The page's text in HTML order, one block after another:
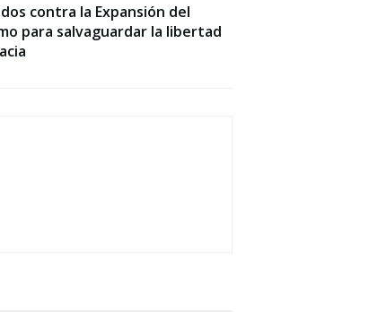
contra la Expansión del
para salvaguardar la libertad